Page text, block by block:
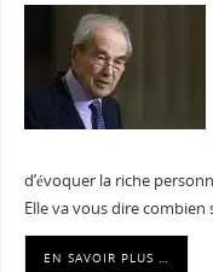
d’évoquer la riche
Elle va vous dire combien
EN SAVOIR PLUS …